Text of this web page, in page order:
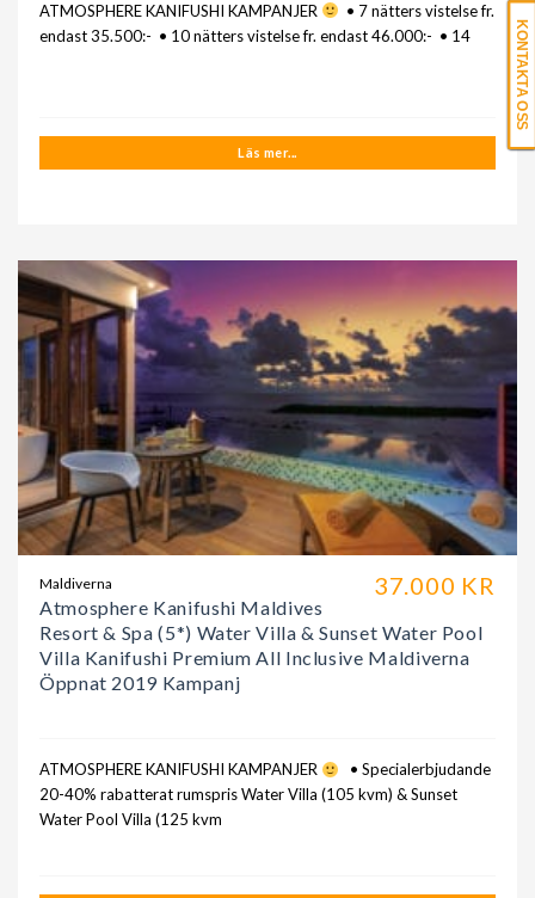
ATMOSPHERE KANIFUSHI KAMPANJER
• 7 nätters vistelse fr.
endast 35.500:- • 10 nätters vistelse fr. endast 46.000:- • 14
Läs mer...
37.000 KR
Maldiverna
Atmosphere Kanifushi Maldives
Resort & Spa (5*) Water Villa & Sunset Water Pool
Villa Kanifushi Premium All Inclusive Maldiverna
Öppnat 2019 Kampanj
ATMOSPHERE KANIFUSHI KAMPANJER
• Specialerbjudande
20-40% rabatterat rumspris Water Villa (105 kvm) & Sunset
Water Pool Villa (125 kvm
KONTAKTA OSS